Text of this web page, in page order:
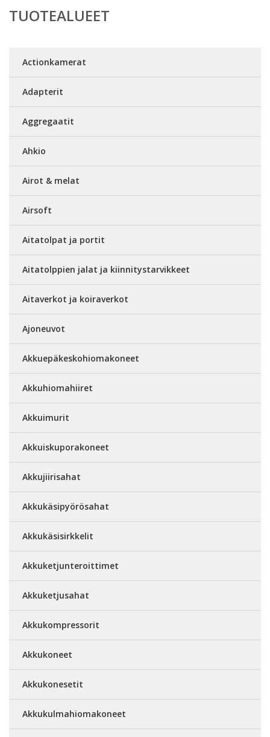
TUOTEALUEET
Actionkamerat
Adapterit
Aggregaatit
Ahkio
Airot & melat
Airsoft
Aitatolpat ja portit
Aitatolppien jalat ja kiinnitystarvikkeet
Aitaverkot ja koiraverkot
Ajoneuvot
Akkuepäkeskohiomakoneet
Akkuhiomahiiret
Akkuimurit
Akkuiskuporakoneet
Akkujiirisahat
Akkukäsipyörösahat
Akkukäsisirkkelit
Akkuketjunteroittimet
Akkuketjusahat
Akkukompressorit
Akkukoneet
Akkukonesetit
Akkukulmahiomakoneet